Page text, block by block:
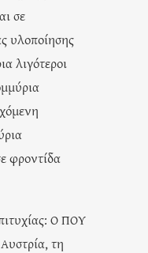
σε
υλοποίησης
λιγότεροι
φροντίδα
Ο ΠΟΥ
τη